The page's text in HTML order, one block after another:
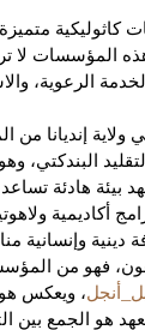
كاثوليكية
المؤسسات لا
الرعوية،
ولاية إنديانا من
البندكتي،
بيئة هادئة
أكاديمية
وإنسانية
فهو من
، ويعكس هو
هو الجمع بين